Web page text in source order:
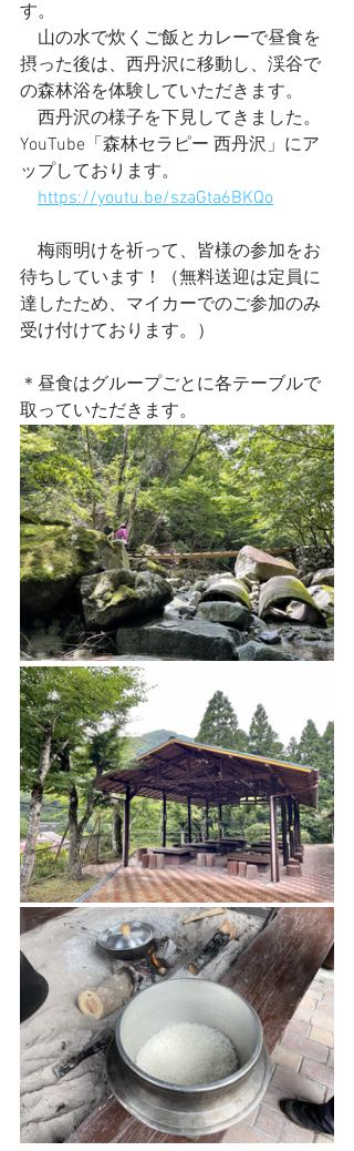
す。
山の水で炊くご飯とカレーで昼食を
摂った後は、西丹沢に移動し、渓谷で
の森林浴を体験していただきます。
西丹沢の様子を下見してきました。
YouTube「森林セラピー 西丹沢」にア
ップしております。
https://youtu.be/szaGta6BKQo
梅雨明けを祈って、皆様の参加をお
待ちしています！（無料送迎は定員に
達したため、マイカーでのご参加のみ
受け付けております。）
＊昼食はグループごとに各テーブルで
取っていただきます。